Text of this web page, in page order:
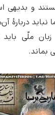
و بدیهی
دربارۀ
زبان ملّی
بماند.